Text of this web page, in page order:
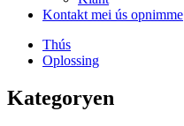
Kontakt mei ús opnimme
Thús
Oplossing
Kategoryen